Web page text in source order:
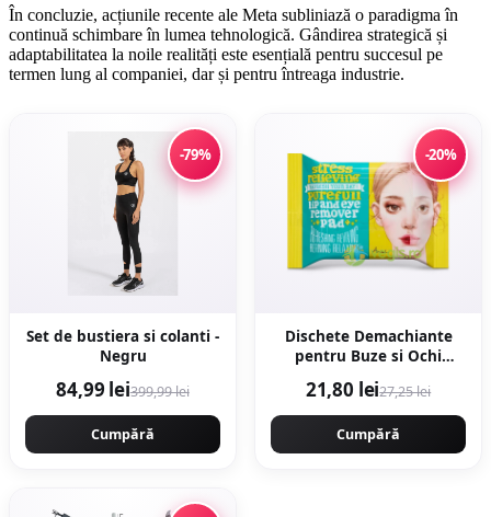
În concluzie, acțiunile recente ale Meta subliniază o paradigma în
continuă schimbare în lumea tehnologică. Gândirea strategică și
adaptabilitatea la noile realități este esențială pentru succesul pe
termen lung al companiei, dar și pentru întreaga industrie.
-79%
Set de bustiera si colanti -
Negru
84,99 lei399,99 lei
Cumpără
-20%
Dischete Demachiante
pentru Buze si Ochi
30buc
21,80 lei27,25 lei
Cumpără